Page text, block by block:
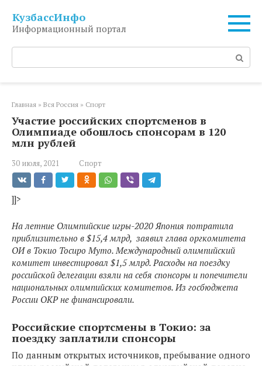
контенту
КузбассИнфо
Информационный портал
Поиск:
Главная » Вся Россия » Спорт
Участие российских спортсменов в
Олимпиаде обошлось спонсорам в 120
млн рублей
30 июля, 2021 Спорт
]]>
На летние Олимпийские игры-2020 Япония потратила
приблизительно в $15,4 млрд, заявил глава оргкомитета
ОИ в Токио Тосиро Муто. Международный олимпийский
комитет инвестировал $1,5 млрд. Расходы на поездку
российской делегации взяли на себя спонсоры и попечители
национальных олимпийских комитетов. Из госбюджета
России ОКР не финансировали.
Российские спортсмены в Токио: за
поездку заплатили спонсоры
По данным открытых источников, пребывание одного